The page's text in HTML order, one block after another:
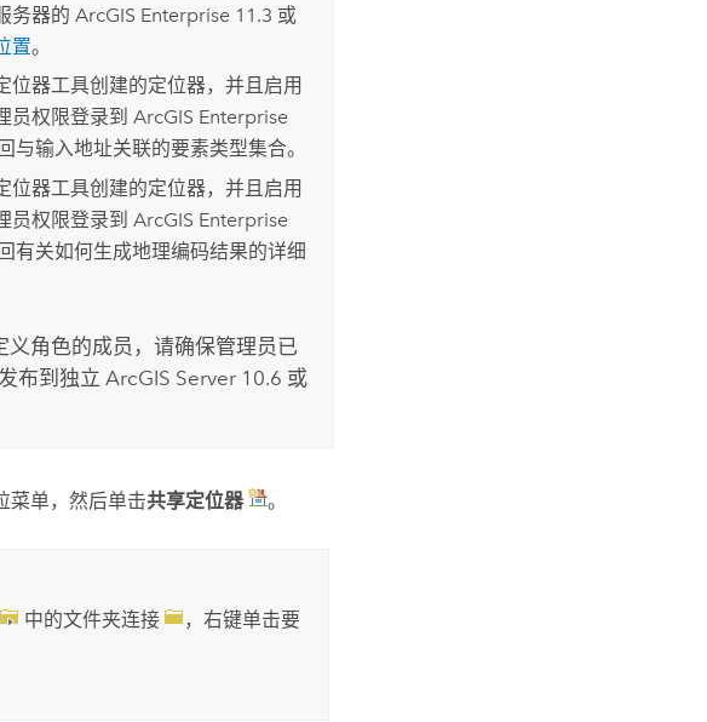
务器的ArcGIS Enterprise 11.3 或
置。
位器工具创建的定位器，并且启用
员权限登录到ArcGIS Enterprise
输入地址关联的要素类型集合。
位器工具创建的定位器，并且启用
员权限登录到ArcGIS Enterprise
有关如何生成地理编码结果的详细
义角色的成员，请确保管理员已
布到独立 ArcGIS Server10.6 或
菜单，然后单击共享定位器 。
中的文件夹连接
，右键单击要